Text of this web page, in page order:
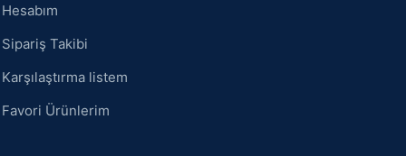
Hesabım
Sipariş Takibi
Karşılaştırma listem
Favori Ürünlerim